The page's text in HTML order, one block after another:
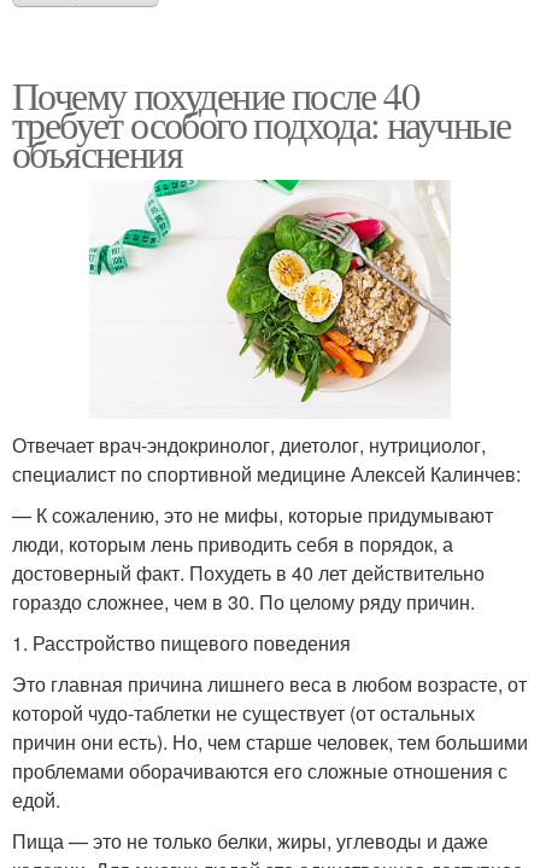
Почему похудение после 40
требует особого подхода: научные
объяснения
Отвечает врач-эндокринолог, диетолог, нутрициолог,
специалист по спортивной медицине Алексей Калинчев:
— К сожалению, это не мифы, которые придумывают
люди, которым лень приводить себя в порядок, а
достоверный факт. Похудеть в 40 лет действительно
гораздо сложнее, чем в 30. По целому ряду причин.
1. Расстройство пищевого поведения
Это главная причина лишнего веса в любом возрасте, от
которой чудо-таблетки не существует (от остальных
причин они есть). Но, чем старше человек, тем большими
проблемами оборачиваются его сложные отношения с
едой.
Пища — это не только белки, жиры, углеводы и даже